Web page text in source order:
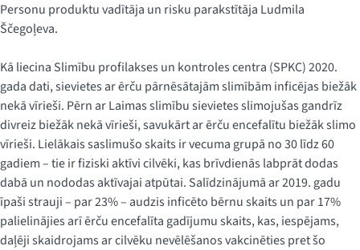
Personu produktu vadītāja un risku parakstītāja Ludmila
Ščegoļeva.
Kā liecina Slimību profilakses un kontroles centra (SPKC) 2020.
gada dati, sievietes ar ērču pārnēsātajām slimībām inficējas biežāk
nekā vīrieši. Pērn ar Laimas slimību sievietes slimojušas gandrīz
divreiz biežāk nekā vīrieši, savukārt ar ērču encefalītu biežāk slimo
vīrieši. Lielākais saslimušo skaits ir vecuma grupā no 30 līdz 60
gadiem – tie ir fiziski aktīvi cilvēki, kas brīvdienās labprāt dodas
dabā un nododas aktīvajai atpūtai. Salīdzinājumā ar 2019. gadu
īpaši strauji – par 23% – audzis inficēto bērnu skaits un par 17%
palielinājies arī ērču encefalīta gadījumu skaits, kas, iespējams,
daļēji skaidrojams ar cilvēku nevēlēšanos vakcinēties pret šo